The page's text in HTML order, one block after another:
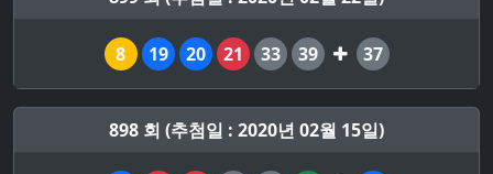
8 19 20 21 33 39 37
898 회 (추첨일 : 2020년 02월 15일)